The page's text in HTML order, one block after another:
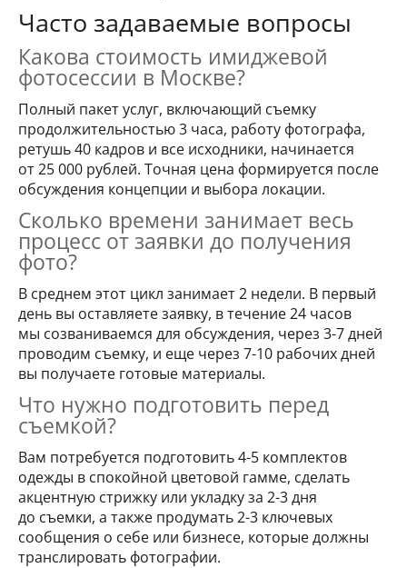
Часто задаваемые вопросы
Какова стоимость имиджевой
фотосессии в Москве?
Полный пакет услуг, включающий съемку
продолжительностью 3 часа, работу фотографа,
ретушь 40 кадров и все исходники, начинается
от 25 000 рублей. Точная цена формируется после
обсуждения концепции и выбора локации.
Сколько времени занимает весь
процесс от заявки до получения
фото?
В среднем этот цикл занимает 2 недели. В первый
день вы оставляете заявку, в течение 24 часов
мы созваниваемся для обсуждения, через 3-7 дней
проводим съемку, и еще через 7-10 рабочих дней
вы получаете готовые материалы.
Что нужно подготовить перед
съемкой?
Вам потребуется подготовить 4-5 комплектов
одежды в спокойной цветовой гамме, сделать
акцентную стрижку или укладку за 2-3 дня
до съемки, а также продумать 2-3 ключевых
сообщения о себе или бизнесе, которые должны
транслировать фотографии.